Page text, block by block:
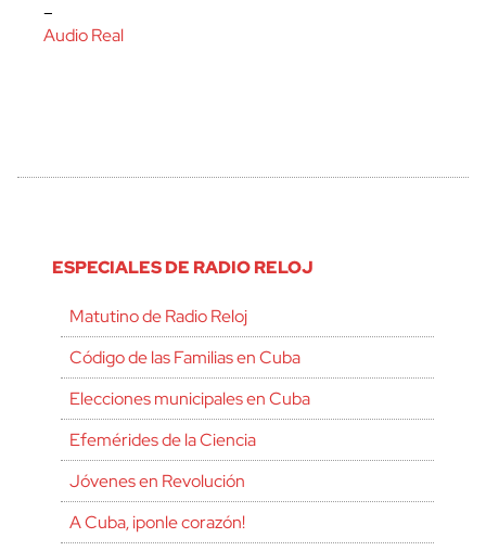
–
Audio Real
ESPECIALES DE RADIO RELOJ
Matutino de Radio Reloj
Código de las Familias en Cuba
Elecciones municipales en Cuba
Efemérides de la Ciencia
Jóvenes en Revolución
A Cuba, ¡ponle corazón!